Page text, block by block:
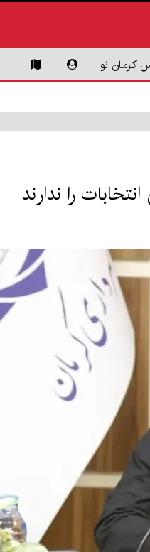
کرمان نو
را ندارند